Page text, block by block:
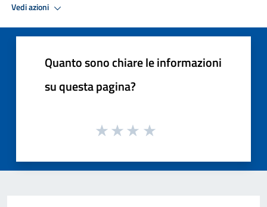
Vedi azioni
Quanto sono chiare le informazioni
su questa pagina?